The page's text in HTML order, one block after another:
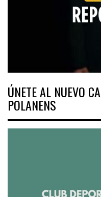
ÚNETE AL NUEVO
POLANENS